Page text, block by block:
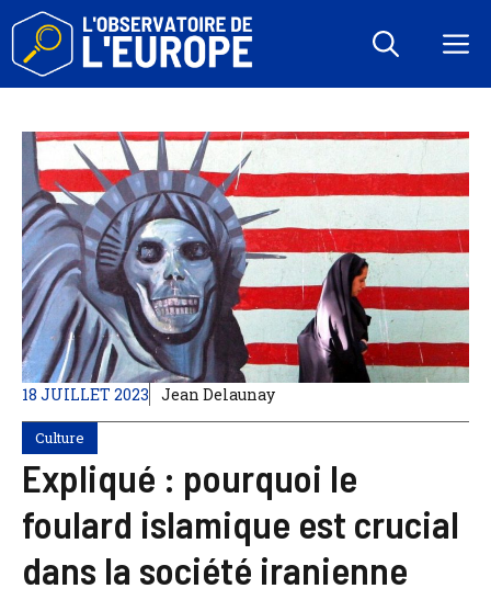
Aller
contenu
18 JUILLET 2023 Jean Delaunay
Culture
Expliqué : pourquoi le
foulard islamique est crucial
dans la société iranienne